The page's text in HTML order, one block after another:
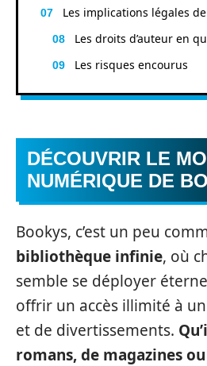
Les implications légales de
Les droits d’auteur en
Les risques encourus
DÉCOUVRIR LE
NUMÉRIQUE DE
Bookys, c’est un peu
bibliothèque infinie, où
semble se déployer
offrir un accès illimité à
et de divertissements.
romans, de magazines